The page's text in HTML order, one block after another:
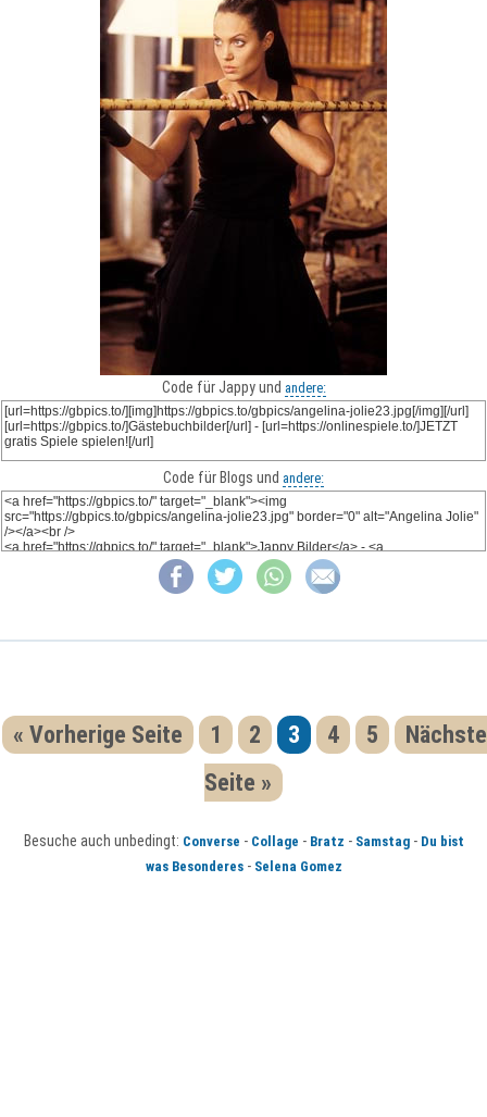
Code für Jappy und andere:
Code für Blogs und andere:
« Vorherige Seite 1 2 3 4 5
Nächste
Seite »
Besuche auch unbedingt: Converse - Collage - Bratz - Samstag- Du bist
was Besonderes- Selena Gomez